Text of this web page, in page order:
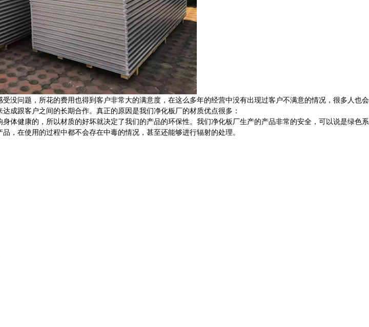
没问题，所花的费用也得到客户非常大的满意度，在这么多年的经营中没有出现过客户不满意的情况，很多人也会
成跟客户之间的长期合作。真正的原因是我们净化板厂的材质优点很多：
体健康的，所以材质的好坏就决定了我们的产品的环保性。我们净化板厂生产的产品非常的安全，可以说是绿色系
，在使用的过程中都不会存在中毒的情况，甚至还能够进行辐射的处理。